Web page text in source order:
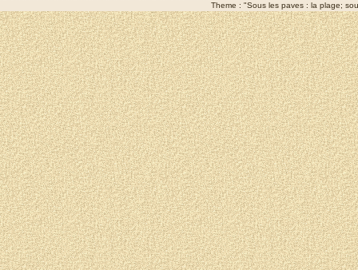
Theme : "Sous les paves : la plage;